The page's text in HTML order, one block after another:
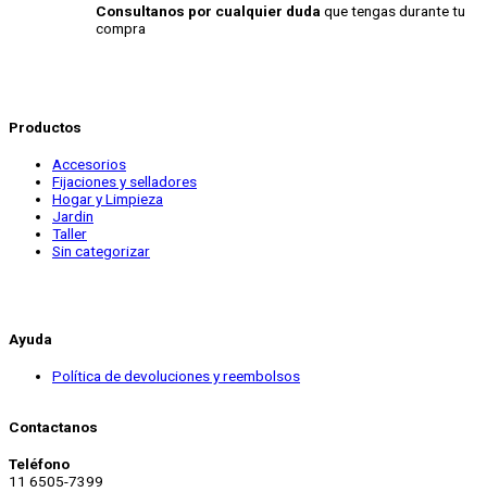
Consultanos por cualquier duda que tengas durante tu
compra
Productos
Accesorios
Fijaciones y selladores
Hogar y Limpieza
Jardin
Taller
Sin categorizar
Ayuda
Política de devoluciones y reembolsos
Contactanos
Teléfono
11 6505-7399